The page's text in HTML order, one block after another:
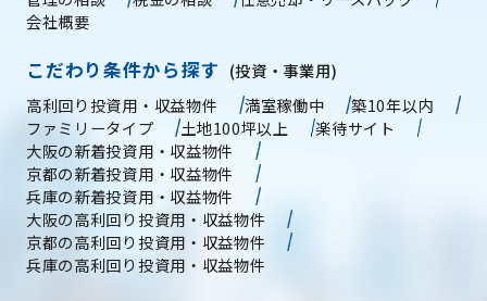
会社概要
こだわり条件から探す (投資・事業用)
高利回り投資用・収益物件
満室稼働中
築10年以内
ファミリータイプ
土地100坪以上
楽待サイト
大阪の新着投資用・収益物件
京都の新着投資用・収益物件
兵庫の新着投資用・収益物件
大阪の高利回り投資用・収益物件
京都の高利回り投資用・収益物件
兵庫の高利回り投資用・収益物件